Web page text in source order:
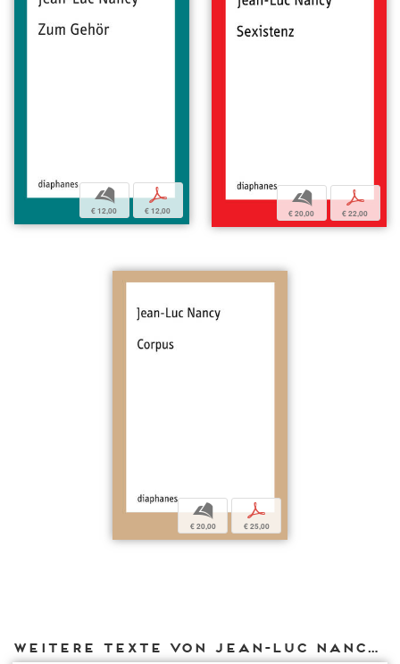
b
€ 12,00
p
€ 12,00
b
€ 20,00
p
€ 22,00
b
€ 20,00
p
€ 25,00
Weitere Texte von Jean-Luc Nancy bei DIAPHANES